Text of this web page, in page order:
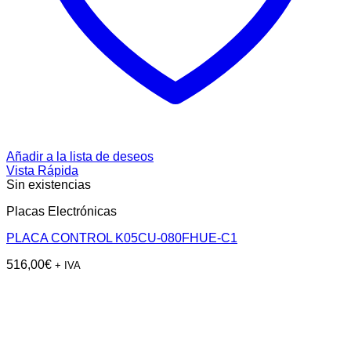
Añadir a la lista de deseos
Vista Rápida
Sin existencias
Placas Electrónicas
PLACA CONTROL K05CU-080FHUE-C1
516,00€ + IVA